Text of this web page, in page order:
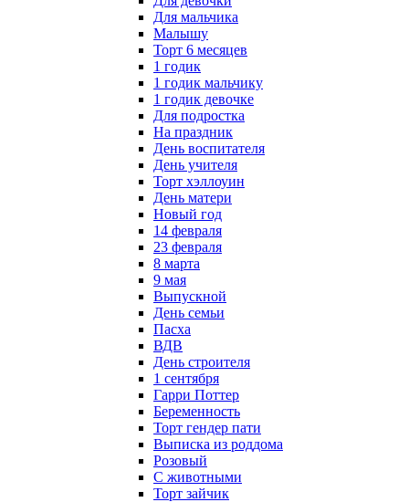
Для мальчика
Малышу
Торт 6 месяцев
1 годик
1 годик мальчику
1 годик девочке
Для подростка
На праздник
День воспитателя
День учителя
Торт хэллоуин
День матери
Новый год
14 февраля
23 февраля
8 марта
9 мая
Выпускной
День семьи
Пасха
ВДВ
День строителя
1 сентября
Гарри Поттер
Беременность
Торт гендер пати
Выписка из роддома
Розовый
С животными
Торт зайчик